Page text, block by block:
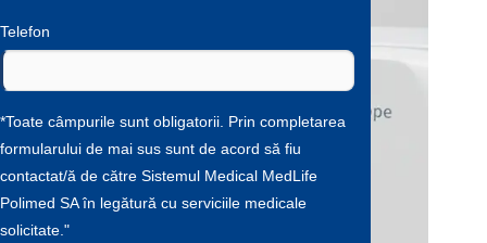
Telefon
*Toate câmpurile sunt obligatorii. Prin completarea
formularului de mai sus sunt de acord să fiu
contactat/ă de către Sistemul Medical MedLife
Polimed SA în legătură cu serviciile medicale
solicitate."